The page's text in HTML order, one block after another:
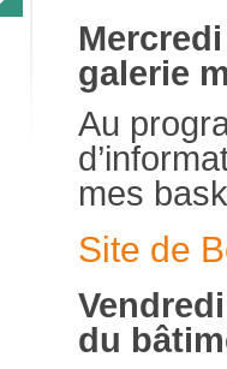
galerie
Au
mes
Site de
du